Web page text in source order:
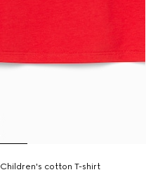
Children's cotton T-shirt